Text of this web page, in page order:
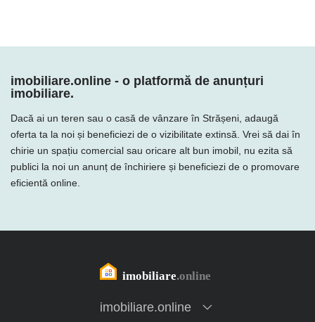
imobiliare.online - o platformă de anunțuri
imobiliare.
Dacă ai un teren sau o casă de vânzare în Strășeni, adaugă
oferta ta la noi și beneficiezi de o vizibilitate extinsă. Vrei să dai în
chirie un spațiu comercial sau oricare alt bun imobil, nu ezita să
publici la noi un anunț de închiriere și beneficiezi de o promovare
eficientă online.
imobiliare.online